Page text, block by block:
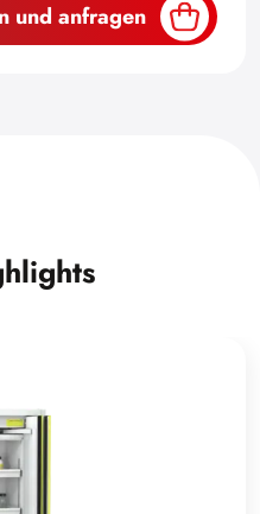
und anfragen